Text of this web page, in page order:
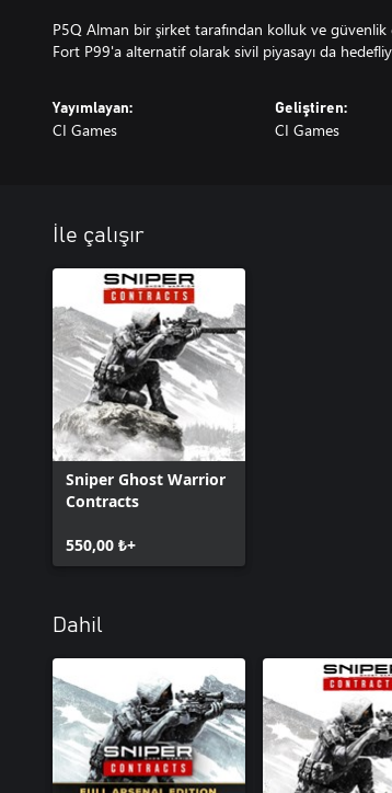
P5Q Alman bir şirket tarafından kolluk ve güvenlik
Fort P99'a alternatif olarak sivil piyasayı da
Yayımlayan:
CI Games
Geliştiren:
CI Games
İle çalışır
Sniper Ghost Warrior
Contracts
550,00 ₺+
Dahil